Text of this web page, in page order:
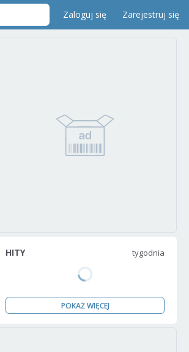
Zaloguj się Zarejestruj się
HITY tygodnia
POKAŻ WIĘCEJ